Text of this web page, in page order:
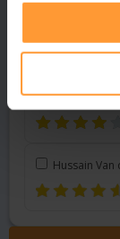
De Boer
Gopisingh
Hussain